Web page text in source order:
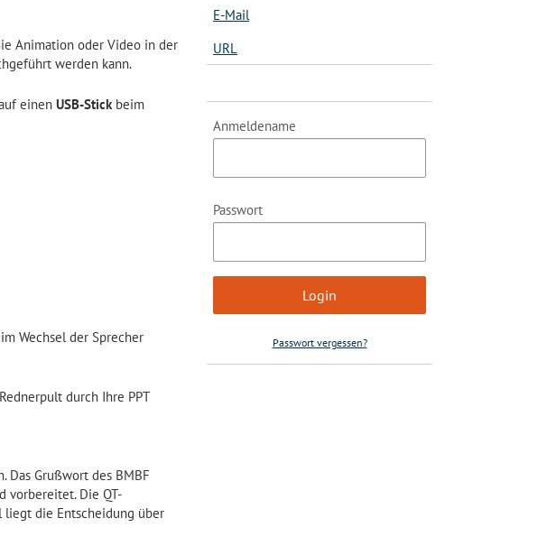
Animation oder Video in der
werden kann.
einen USB-Stick beim
Wechsel der Sprecher
durch Ihre PPT
Das Grußwort des BMBF
vorbereitet. Die QT-
liegt die Entscheidung über
E-Mail
URL
Anmeldename
Passwort
Passwort vergessen?